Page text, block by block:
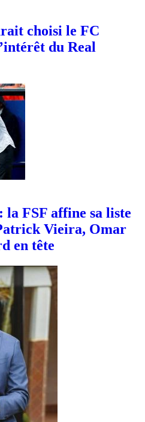
choisi le FC
du Real
la FSF affine sa liste
Vieira, Omar
en tête